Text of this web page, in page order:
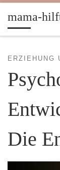
Zum Inhalt
mama-
ERZIEHUNG
Die